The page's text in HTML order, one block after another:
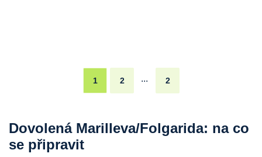
1 2 ... 2
Dovolená Marilleva/Folgarida: na co
se připravit